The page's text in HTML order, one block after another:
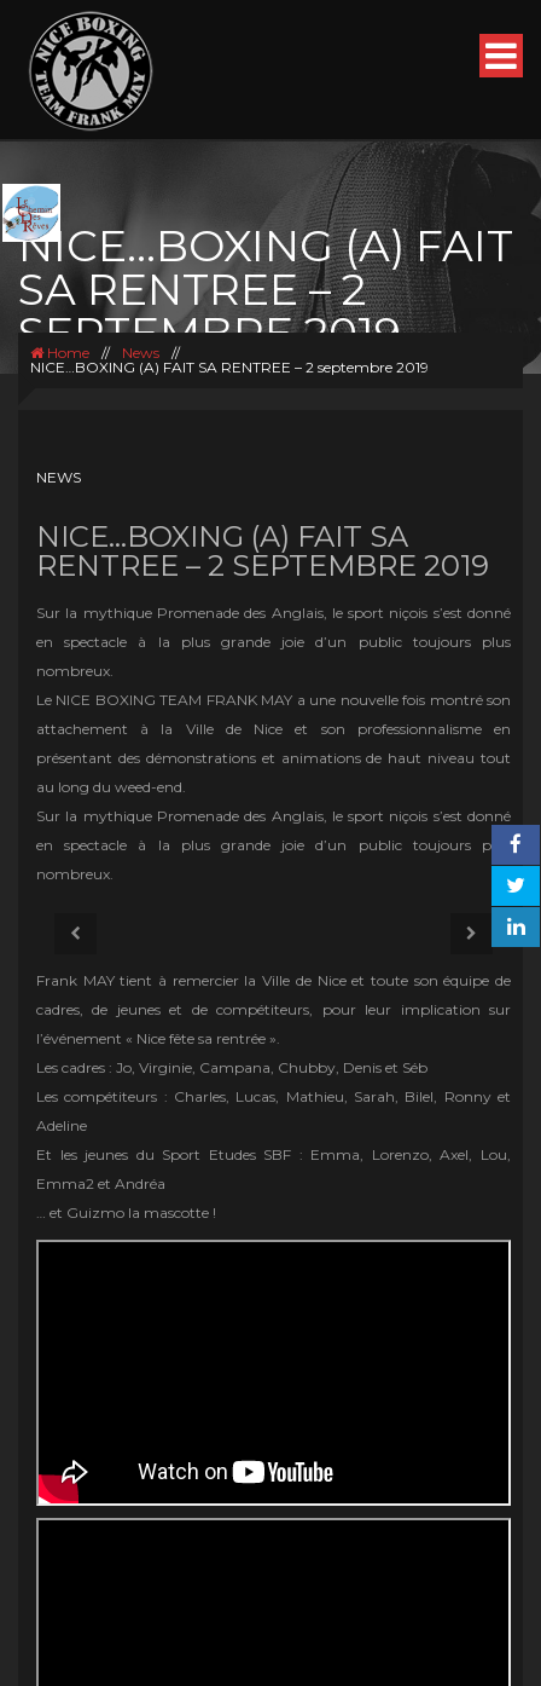
NICE…BOXING (A) FAIT
SA RENTREE – 2
SEPTEMBRE 2019
Home // News
//
NICE…BOXING (A) FAIT SA RENTREE – 2 septembre 2019
NEWS
NICE…BOXING (A) FAIT SA
RENTREE – 2 SEPTEMBRE 2019
Sur la mythique Promenade des Anglais, le sport niçois s’est donné
en spectacle à la plus grande joie d’un public toujours plus
nombreux.
Le NICE BOXING TEAM FRANK MAY a une nouvelle fois montré son
attachement à la Ville de Nice et son professionnalisme en
présentant des démonstrations et animations de haut niveau tout
au long du weed-end.
Sur la mythique Promenade des Anglais, le sport niçois s’est donné
en spectacle à la plus grande joie d’un public toujours plus
nombreux.
Frank MAY tient à remercier la Ville de Nice et toute son équipe de
cadres, de jeunes et de compétiteurs, pour leur implication sur
l’événement « Nice fête sa rentrée ».
Les cadres : Jo, Virginie, Campana, Chubby, Denis et Séb
Les compétiteurs : Charles, Lucas, Mathieu, Sarah, Bilel, Ronny et
Adeline
Et les jeunes du Sport Etudes SBF : Emma, Lorenzo, Axel, Lou,
Emma2 et Andréa
… et Guizmo la mascotte !